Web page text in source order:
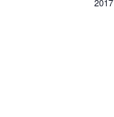
2017